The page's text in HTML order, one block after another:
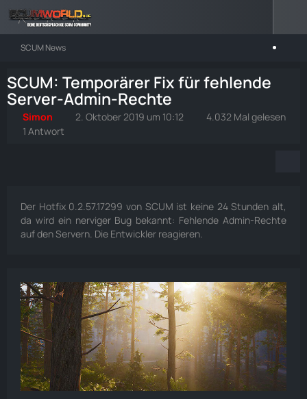
SCUM News
SCUM: Temporärer Fix für fehlende
Server-Admin-Rechte
Simon 2. Oktober 2019 um 10:12
4.032 Mal gelesen
1 Antwort
Der Hotfix 0.2.57.17299 von SCUM ist keine 24 Stunden alt,
da wird ein nerviger Bug bekannt: Fehlende Admin-Rechte
auf den Servern. Die Entwickler reagieren.